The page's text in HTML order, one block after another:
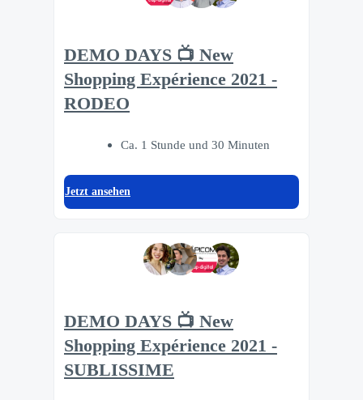
DEMO DAYS 📺 New
Shopping Expérience 2021 -
RODEO
Ca. 1 Stunde und 30 Minuten
Jetzt ansehen
DEMO DAYS 📺 New
Shopping Expérience 2021 -
SUBLISSIME